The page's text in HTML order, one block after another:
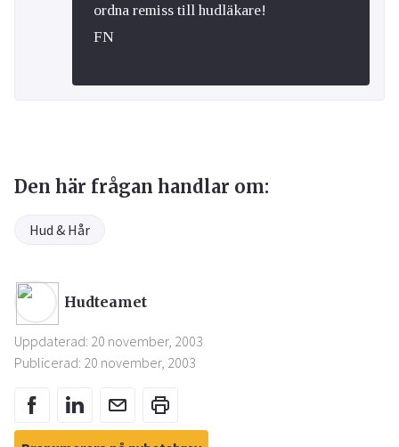
ordna remiss till hudläkare!
FN
Den här frågan handlar om:
Hud & Hår
Hudteamet
Uppdaterad: 20 november, 2003
Publicerad: 20 november, 2003